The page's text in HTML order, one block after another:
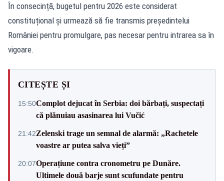
În consecință, bugetul pentru 2026 este considerat
constituțional și urmează să fie transmis președintelui
României pentru promulgare, pas necesar pentru intrarea sa în
vigoare.
CITEȘTE ȘI
15:50Complot dejucat în Serbia: doi bărbați, suspectați
că plănuiau asasinarea lui Vučić
21:42Zelenski trage un semnal de alarmă: „Rachetele
voastre ar putea salva vieți”
20:07Operațiune contra cronometru pe Dunăre.
Ultimele două barje sunt scufundate pentru